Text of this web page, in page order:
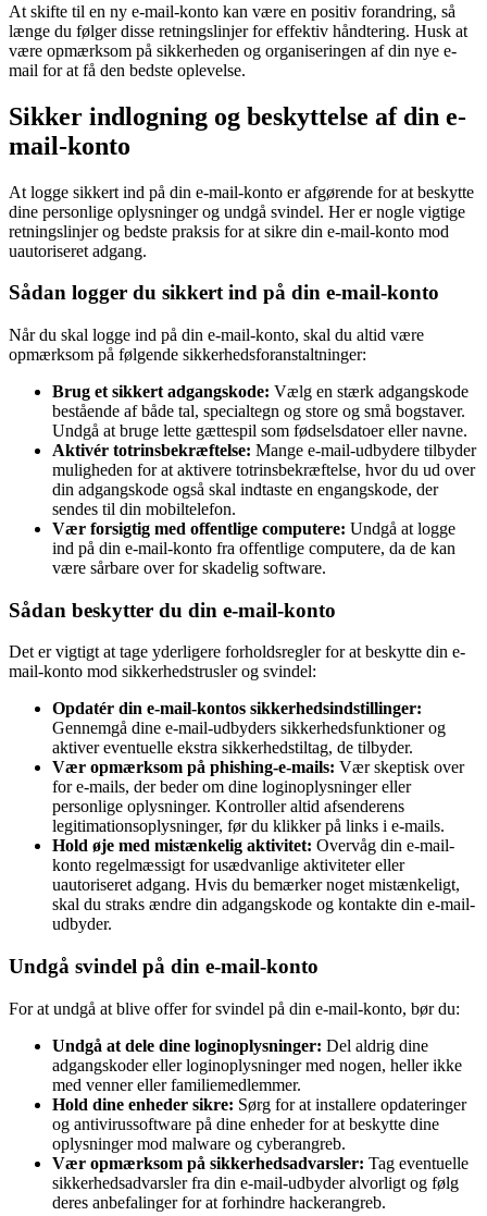
At skifte til en ny e-mail-konto kan være en positiv forandring, så
længe du følger disse retningslinjer for effektiv håndtering. Husk at
være opmærksom på sikkerheden og organiseringen af din nye e-
mail for at få den bedste oplevelse.
Sikker indlogning og beskyttelse af din e-
mail-konto
At logge sikkert ind på din e-mail-konto er afgørende for at beskytte
dine personlige oplysninger og undgå svindel. Her er nogle vigtige
retningslinjer og bedste praksis for at sikre din e-mail-konto mod
uautoriseret adgang.
Sådan logger du sikkert ind på din e-mail-konto
Når du skal logge ind på din e-mail-konto, skal du altid være
opmærksom på følgende sikkerhedsforanstaltninger:
Brug et sikkert adgangskode: Vælg en stærk adgangskode
bestående af både tal, specialtegn og store og små bogstaver.
Undgå at bruge lette gættespil som fødselsdatoer eller navne.
Aktivér totrinsbekræftelse: Mange e-mail-udbydere tilbyder
muligheden for at aktivere totrinsbekræftelse, hvor du ud over
din adgangskode også skal indtaste en engangskode, der
sendes til din mobiltelefon.
Vær forsigtig med offentlige computere: Undgå at logge
ind på din e-mail-konto fra offentlige computere, da de kan
være sårbare over for skadelig software.
Sådan beskytter du din e-mail-konto
Det er vigtigt at tage yderligere forholdsregler for at beskytte din e-
mail-konto mod sikkerhedstrusler og svindel:
Opdatér din e-mail-kontos sikkerhedsindstillinger:
Gennemgå dine e-mail-udbyders sikkerhedsfunktioner og
aktiver eventuelle ekstra sikkerhedstiltag, de tilbyder.
Vær opmærksom på phishing-e-mails: Vær skeptisk over
for e-mails, der beder om dine loginoplysninger eller
personlige oplysninger. Kontroller altid afsenderens
legitimationsoplysninger, før du klikker på links i e-mails.
Hold øje med mistænkelig aktivitet: Overvåg din e-mail-
konto regelmæssigt for usædvanlige aktiviteter eller
uautoriseret adgang. Hvis du bemærker noget mistænkeligt,
skal du straks ændre din adgangskode og kontakte din e-mail-
udbyder.
Undgå svindel på din e-mail-konto
For at undgå at blive offer for svindel på din e-mail-konto, bør du:
Undgå at dele dine loginoplysninger: Del aldrig dine
adgangskoder eller loginoplysninger med nogen, heller ikke
med venner eller familiemedlemmer.
Hold dine enheder sikre: Sørg for at installere opdateringer
og antivirussoftware på dine enheder for at beskytte dine
oplysninger mod malware og cyberangreb.
Vær opmærksom på sikkerhedsadvarsler: Tag eventuelle
sikkerhedsadvarsler fra din e-mail-udbyder alvorligt og følg
deres anbefalinger for at forhindre hackerangreb.